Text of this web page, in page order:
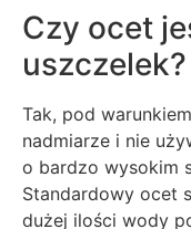
Czy ocet
uszczelek?
Tak, pod
nadmiarze i nie
o bardzo wysokim
Standardowy ocet
dużej ilości wody